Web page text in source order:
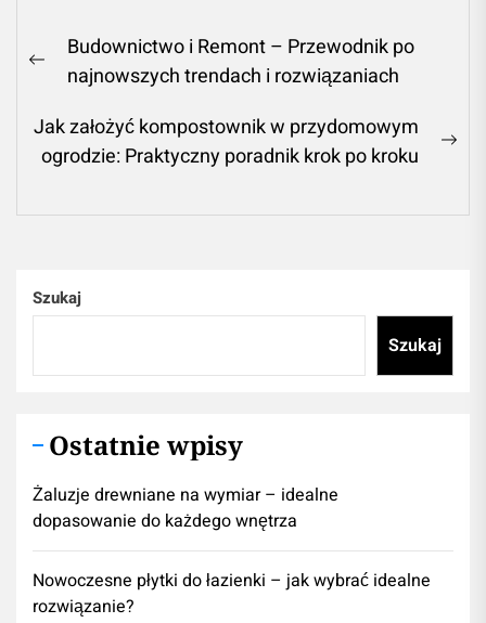
Nawigacja
wpisu
Previous
Budownictwo i Remont – Przewodnik po
najnowszych trendach i rozwiązaniach
Jak założyć kompostownik w przydomowym
ogrodzie: Praktyczny poradnik krok po kroku
Szukaj
Szukaj
Ostatnie wpisy
Żaluzje drewniane na wymiar – idealne
dopasowanie do każdego wnętrza
Nowoczesne płytki do łazienki – jak wybrać idealne
rozwiązanie?